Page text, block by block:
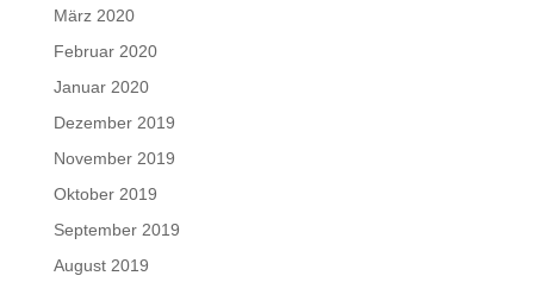
März 2020
Februar 2020
Januar 2020
Dezember 2019
November 2019
Oktober 2019
September 2019
August 2019